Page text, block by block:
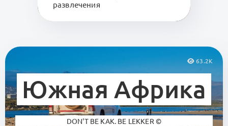
развлечения
63.2K
Южная Африка
DON'T BE KAK. BE LEKKER ©